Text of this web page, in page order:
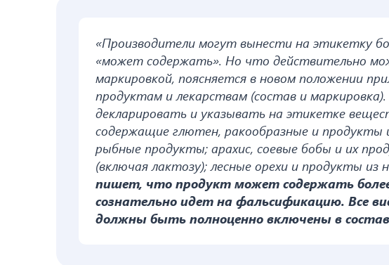
«Производители могут вынести на этикетку
«может содержать». Но что действительно
маркировкой, поясняется в новом положении
продуктам и лекарствам (состав и
декларировать и указывать на этикетке
содержащие глютен, ракообразные и продукты
рыбные продукты; арахис, соевые бобы и их
(включая лактозу); лесные орехи и продукты из
пишет, что продукт может содержать
сознательно идет на фальсификацию. Все
должны быть полноценно включены в